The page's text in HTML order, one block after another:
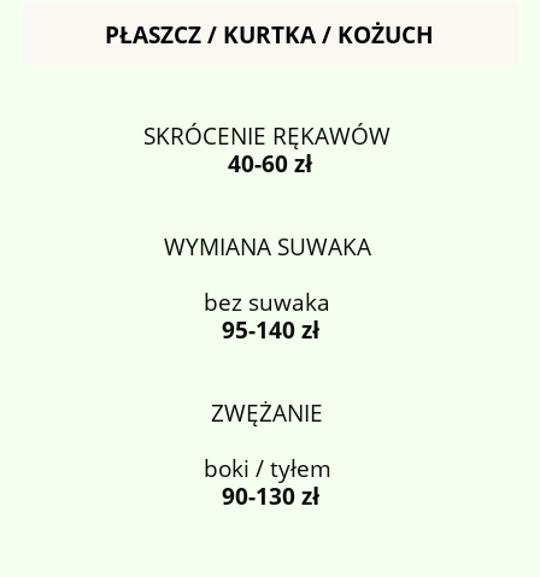
PŁASZCZ / KURTKA / KOŻUCH
SKRÓCENIE RĘKAWÓW
40-60 zł
WYMIANA SUWAKA
bez suwaka
95-140 zł
ZWĘŻANIE
boki / tyłem
90-130 zł